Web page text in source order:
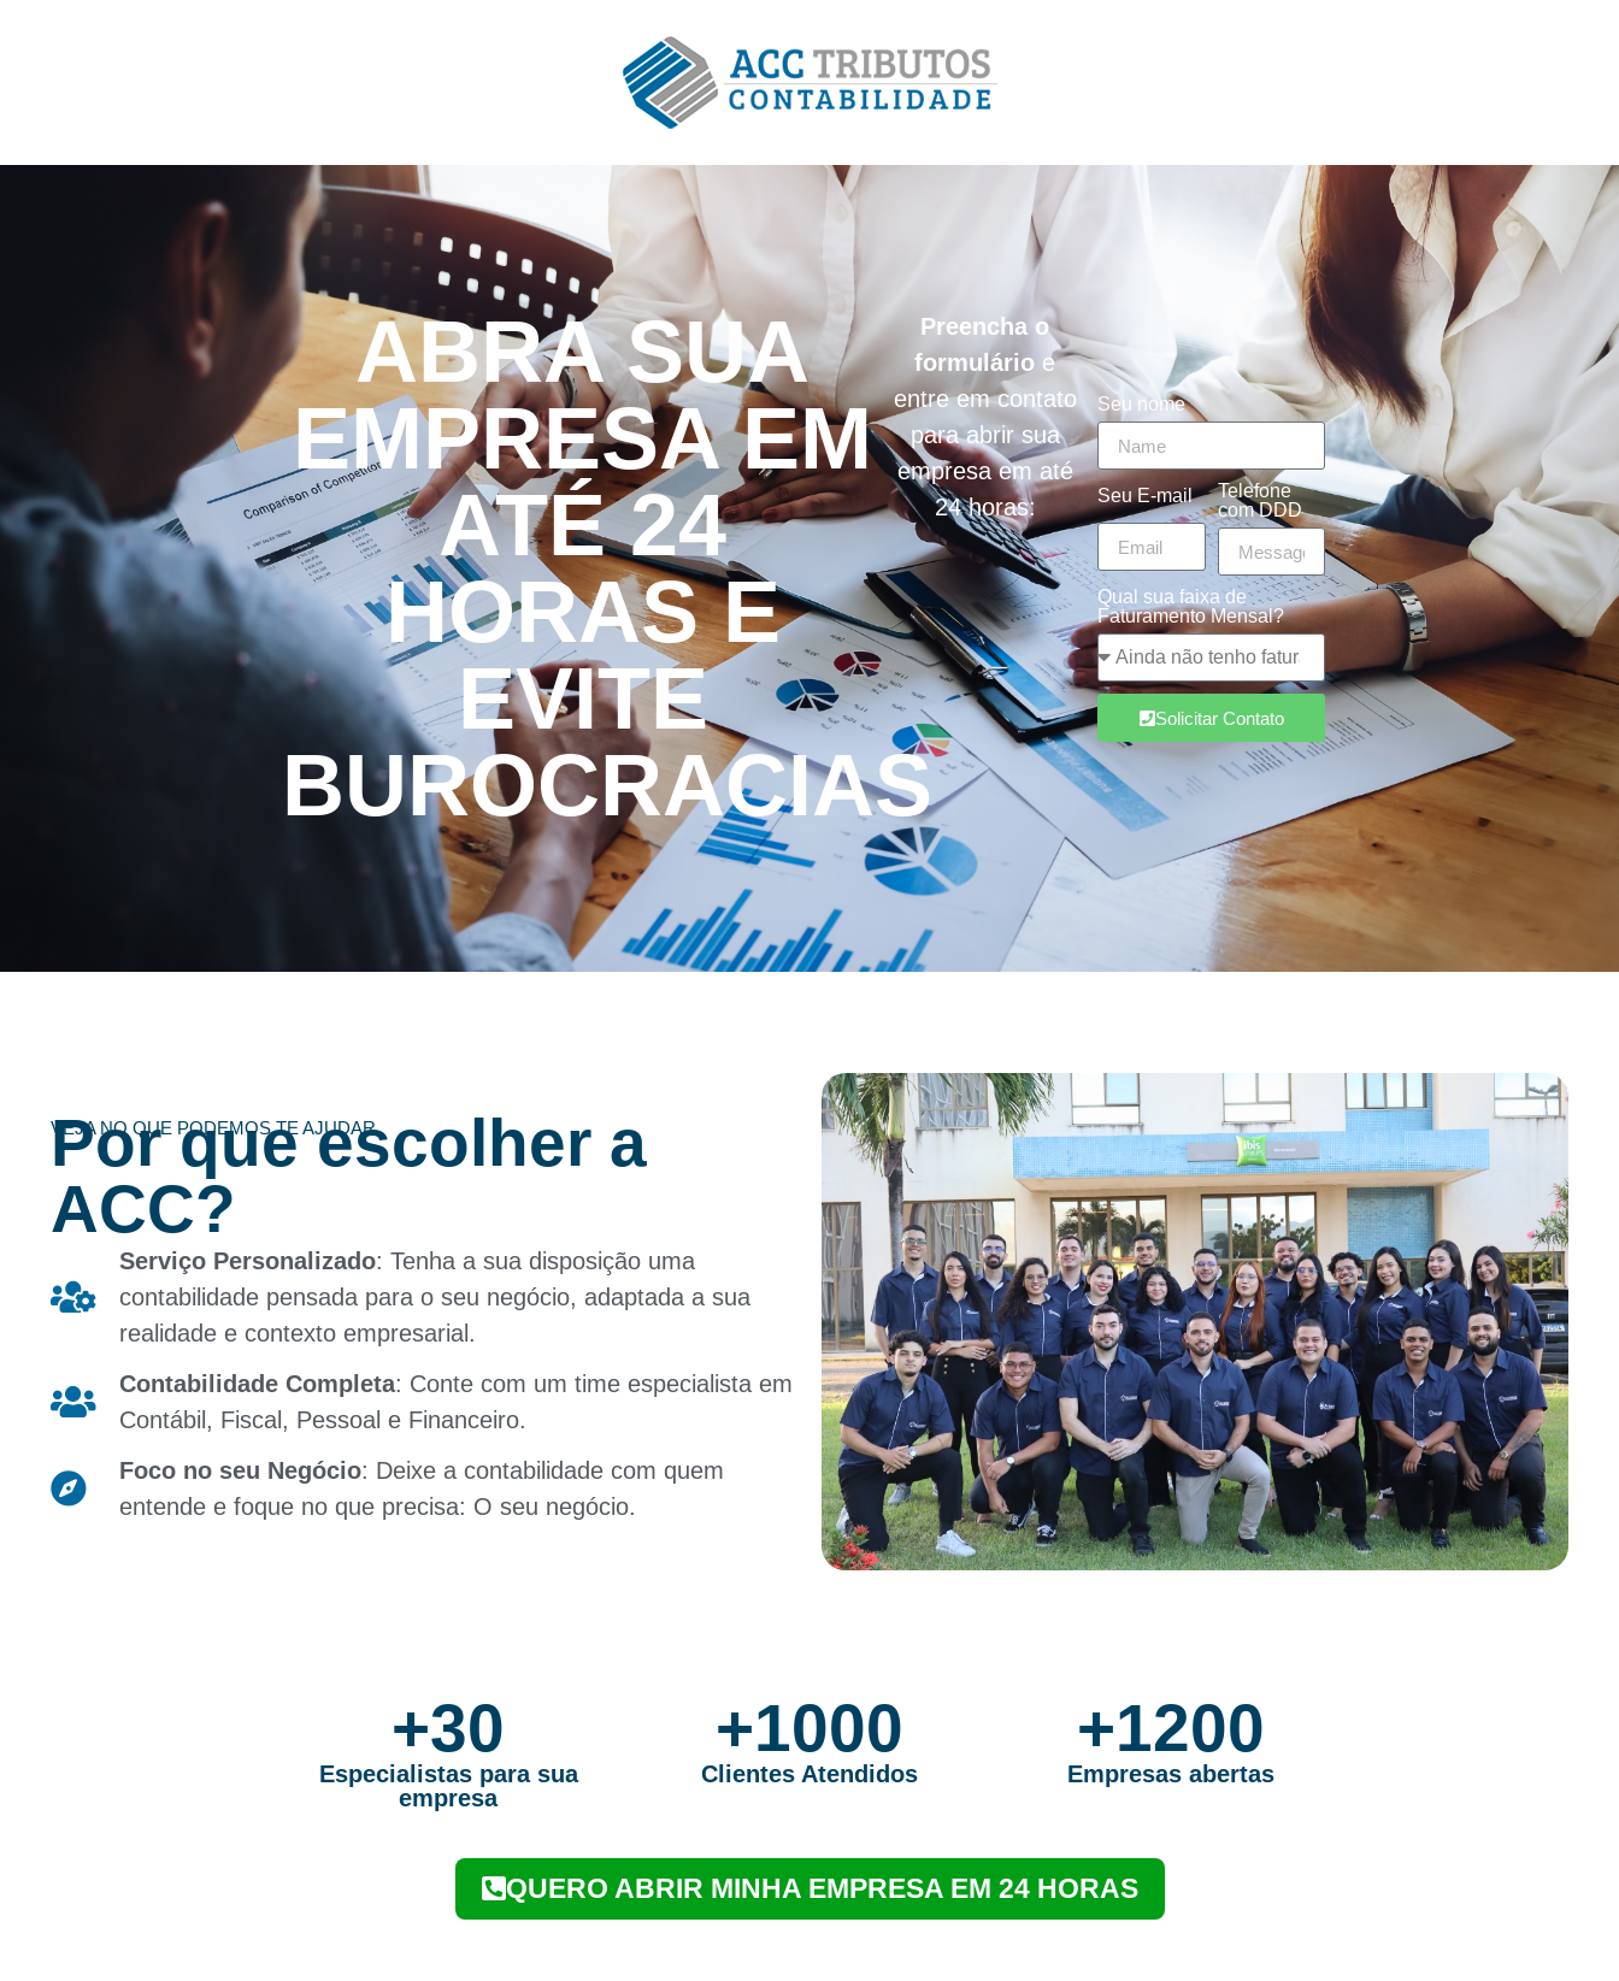
ABRA SUA
EMPRESA EM
ATÉ 24
HORAS E
EVITE
BUROCRACIAS
Preencha o
formulário e
entre em contato
para abrir sua
empresa em até
24 horas:
Seu nome
Seu E-mail
Telefone
com DDD
Qual sua faixa de
Faturamento Mensal?
Solicitar Contato
VEJA NO QUE PODEMOS TE AJUDAR
Por que escolher a
ACC?
Serviço Personalizado: Tenha a sua disposição uma
contabilidade pensada para o seu negócio, adaptada a sua
realidade e contexto empresarial.
Contabilidade Completa: Conte com um time especialista em
Contábil, Fiscal, Pessoal e Financeiro.
Foco no seu Negócio: Deixe a contabilidade com quem
entende e foque no que precisa: O seu negócio.
+30
Especialistas para sua
empresa
+1000
Clientes Atendidos
+1200
Empresas abertas
QUERO ABRIR MINHA EMPRESA EM 24 HORAS